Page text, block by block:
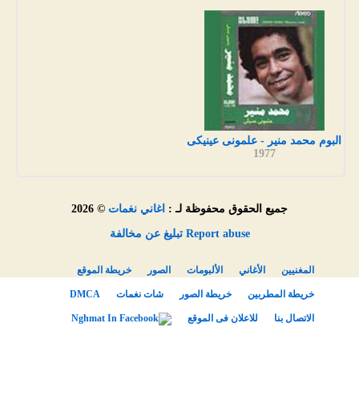
البوم محمد منير - علمونى عينيكى
1977
جميع الحقوق محفوظة لـ : اغاني نغمات © 2026
Report abuse تبليغ عن مخالفة
المغنيين الأغاني الألبومات الصور خريطة الموقع
خريطة المطربين خريطة الصور شات نغمات DMCA
الاتصال بنا للاعلان فى الموقع